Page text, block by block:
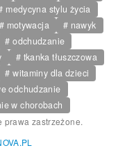
medycyna stylu życia
motywacja
nawyk
odchudzanie
tkanka tłuszczowa
witaminy dla dzieci
odchudzanie
w chorobach
zastrzeżone.